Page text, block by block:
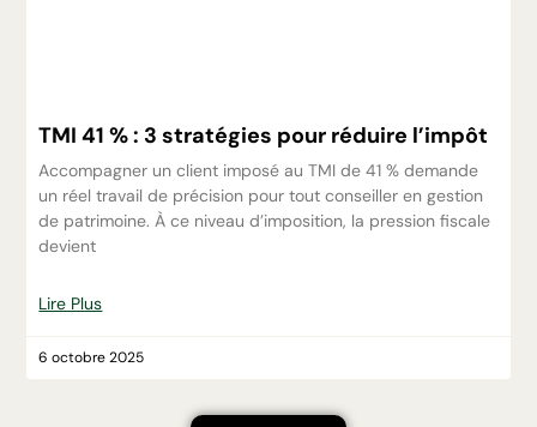
TMI 41 % : 3 stratégies pour réduire l’impôt
Accompagner un client imposé au TMI de 41 % demande
un réel travail de précision pour tout conseiller en gestion
de patrimoine. À ce niveau d’imposition, la pression fiscale
devient
Lire Plus
6 octobre 2025